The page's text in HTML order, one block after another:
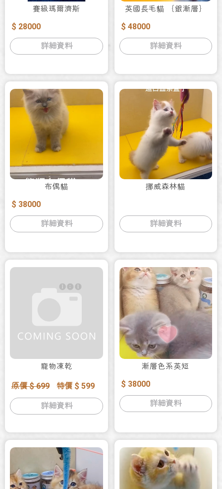
賽級瑪爾濟斯
$ 28000
詳細資料
英國長毛貓 ｛銀漸層｝
$ 48000
詳細資料
布偶貓
$ 38000
詳細資料
挪威森林貓
詳細資料
寵物凍乾
原價 $ 699 特價 $ 599
詳細資料
漸層色系英短
$ 38000
詳細資料